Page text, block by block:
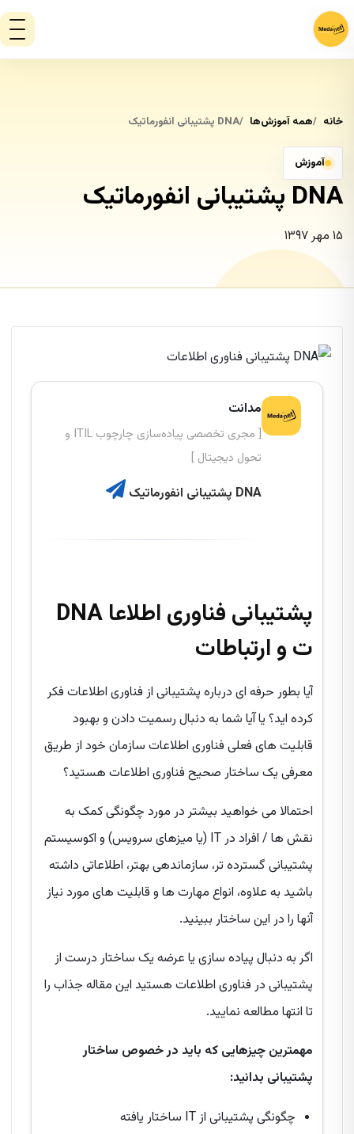
خانه همه آموزش‌ها DNA پشتیبانی انفورماتیک
آموزش
DNA پشتیبانی انفورماتیک
۱۵ مهر ۱۳۹۷
مدانت
[ مجری تخصصی پیاده‌سازی چارچوب ITIL و
تحول دیجیتال ]
DNA پشتیبانی انفورماتیک
DNA پشتیبانی فناوری اطلاعا
ت و ارتباطات
آیا بطور حرفه ای درباره پشتیبانی از فناوری اطلاعات فکر
کرده اید؟ یا آیا شما به دنبال رسمیت دادن و بهبود
قابلیت های فعلی فناوری اطلاعات سازمان خود از طریق
معرفی یک ساختار صحیح فناوری اطلاعات هستید؟
احتمالا می خواهید بیشتر در مورد چگونگی کمک به
نقش ها / افراد در IT (یا میزهای سرویس) و اکوسیستم
پشتیبانی گسترده تر، سازماندهی بهتر، اطلاعاتی داشته
باشید به علاوه، انواع مهارت ها و قابلیت های مورد نیاز
آنها را در این ساختار ببینید.
اگر به دنبال پیاده سازی یا عرضه یک ساختار درست از
پشتیبانی در فناوری اطلاعات هستید این مقاله جذاب را
تا انتها مطالعه نمایید.
مهمترین چیزهایی که باید در خصوص ساختار
پشتیبانی بدانید:
چگونگی پشتیبانی از IT ساختار یافته